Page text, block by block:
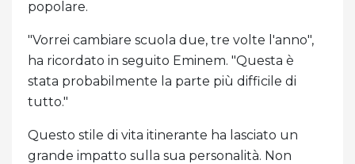
popolare.
"Vorrei cambiare scuola due, tre volte l'anno",
ha ricordato in seguito Eminem. "Questa è
stata probabilmente la parte più difficile di
tutto."
Questo stile di vita itinerante ha lasciato un
grande impatto sulla sua personalità. Non